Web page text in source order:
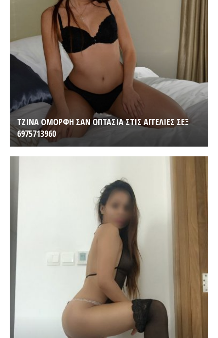
ΤΖΙΝΑ ΟΜΟΡΦΗ ΣΑΝ ΟΠΤΑΣΙΑ ΣΤΙΣ ΑΓΓΕΛΙΕΣ ΣΕΞ
6975713960